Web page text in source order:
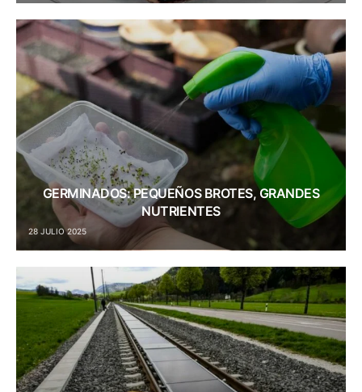
GERMINADOS: PEQUEÑOS BROTES, GRANDES
NUTRIENTES
28 JULIO 2025